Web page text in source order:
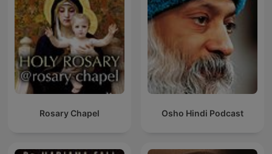
Rosary Chapel Osho Hindi Podcast